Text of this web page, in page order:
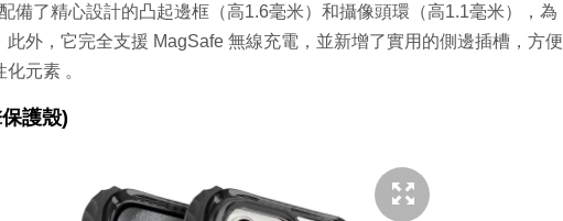
備了精心設計的凸起邊框（高1.6毫米）和攝像頭環（高1.1毫米），為
外，它完全支援 MagSafe 無線充電，並新增了實用的側邊插槽，方便
元素 。
護殼)